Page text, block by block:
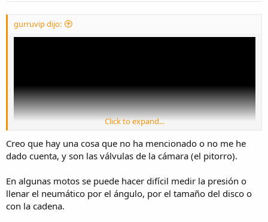
gurruvip dijo:
Click to expand...
Creo que hay una cosa que no ha mencionado o no me he
dado cuenta, y son las válvulas de la cámara (el pitorro).
En algunas motos se puede hacer difícil medir la presión o
llenar el neumático por el ángulo, por el tamaño del disco o
con la cadena.